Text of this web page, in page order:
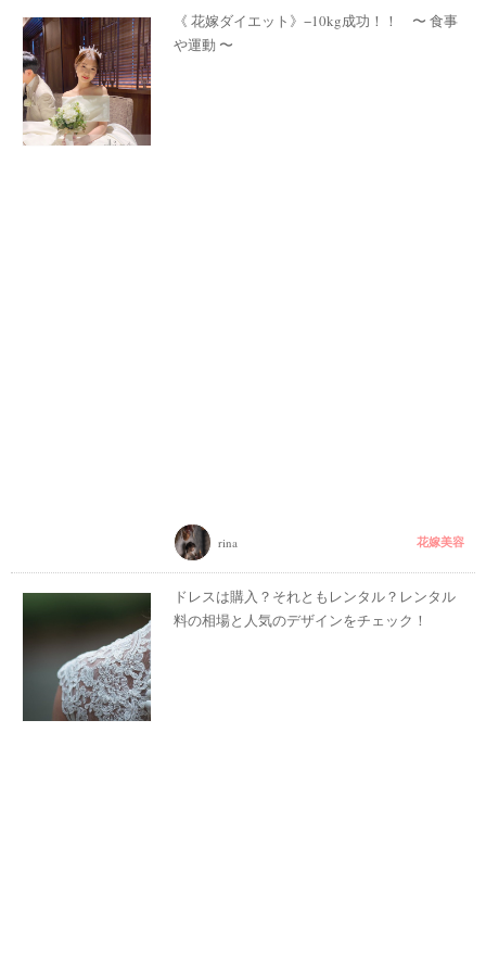
《 花嫁ダイエット》−10kg成功！！ 〜 食事
や運動 〜
rina 花嫁美容
ドレスは購入？それともレンタル？レンタル
料の相場と人気のデザインをチェック！